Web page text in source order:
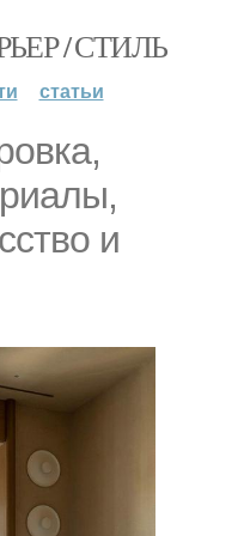
/ СТИЛЬ
статьи
и